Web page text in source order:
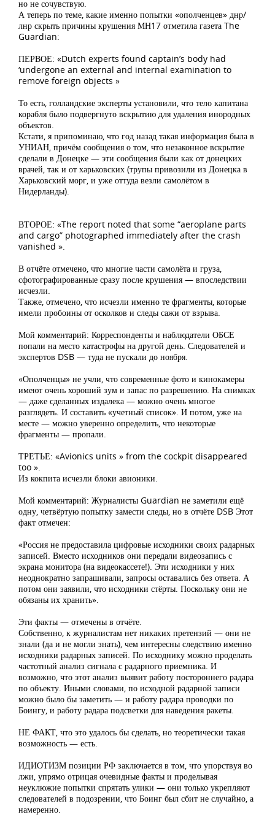
но не сочувствую.
А теперь по теме, какие именно попытки «ополченцев» днр/
лнр скрыть причины крушения МН17 отметила газета The
Guardian:
ПЕРВОЕ: «Dutch experts found captain’s body had
‘undergone an external and internal examination to
remove foreign objects »
То есть, голландские эксперты установили, что тело капитана
корабля было подвергнуто вскрытию для удаления инородных
объектов.
Кстати, я припоминаю, что год назад такая информация была в
УНИАН, причём сообщения о том, что незаконное вскрытие
сделали в Донецке — эти сообщения были как от донецких
врачей, так и от харьковских (трупы привозили из Донецка в
Харьковский морг, и уже оттуда везли самолётом в
Нидерланды).
ВТОРОЕ: «The report noted that some “aeroplane parts
and cargo” photographed immediately after the crash
vanished ».
В отчёте отмечено, что многие части самолёта и груза,
сфотографированные сразу после крушения — впоследствии
исчезли.
Также, отмечено, что исчезли именно те фрагменты, которые
имели пробоины от осколков и следы сажи от взрыва.
Мой комментарий: Корреспонденты и наблюдатели ОБСЕ
попали на место катастрофы на другой день. Следователей и
экспертов DSB — туда не пускали до ноября.
«Ополченцы» не учли, что современные фото и кинокамеры
имеют очень хороший зум и запас по разрешению. На снимках
— даже сделанных издалека — можно очень многое
разглядеть. И составить «учетный список». И потом, уже на
месте — можно уверенно определить, что некоторые
фрагменты — пропали.
ТРЕТЬЕ: «Avionics units » from the cockpit disappeared
too ».
Из кокпита исчезли блоки авионики.
Мой комментарий: Журналисты Guardian не заметили ещё
одну, четвёртую попытку замести следы, но в отчёте DSB Этот
факт отмечен:
«Россия не предоставила цифровые исходники своих радарных
записей. Вместо исходников они передали видеозапись с
экрана монитора (на видеокассете!). Эти исходники у них
неоднократно запрашивали, запросы оставались без ответа. А
потом они заявили, что исходники стёрты. Поскольку они не
обязаны их хранить».
Эти факты — отмечены в отчёте.
Собственно, к журналистам нет никаких претензий — они не
знали (да и не могли знать), чем интересны следствию именно
исходники радарных записей. По исходнику можно проделать
частотный анализ сигнала с радарного приемника. И
возможно, что этот анализ выявит работу постороннего радара
по объекту. Иными словами, по исходной радарной записи
можно было бы заметить — и работу радара проводки по
Боингу, и работу радара подсветки для наведения ракеты.
НЕ ФАКТ, что это удалось бы сделать, но теоретически такая
возможность — есть.
ИДИОТИЗМ позиции РФ заключается в том, что упорствуя во
лжи, упрямо отрицая очевидные факты и проделывая
неуклюжие попытки спрятать улики — они только укрепляют
следователей в подозрении, что Боинг был сбит не случайно, а
намеренно.